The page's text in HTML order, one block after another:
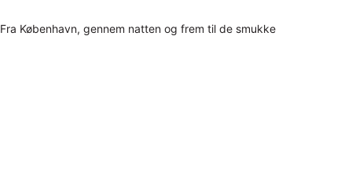
Fra København, gennem natten og frem til de smukke